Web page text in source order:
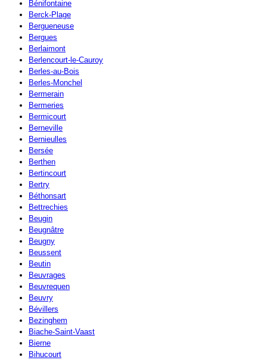
Bénifontaine
Berck-Plage
Bergueneuse
Bergues
Berlaimont
Berlencourt-le-Cauroy
Berles-au-Bois
Berles-Monchel
Bermerain
Bermeries
Bermicourt
Berneville
Bernieulles
Bersée
Berthen
Bertincourt
Bertry
Béthonsart
Bettrechies
Beugin
Beugnâtre
Beugny
Beussent
Beutin
Beuvrages
Beuvrequen
Beuvry
Bévillers
Bezinghem
Biache-Saint-Vaast
Bierne
Bihucourt